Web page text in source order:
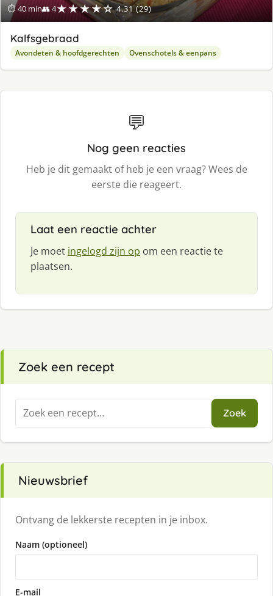
⏱ 40 min👥 4★★★★☆ 4.31 (29)
Kalfsgebraad
Avondeten & hoofdgerechten Ovenschotels & eenpans
💬
Nog geen reacties
Heb je dit gemaakt of heb je een vraag? Wees de
eerste die reageert.
Laat een reactie achter
Je moet ingelogd zijn op om een reactie te
plaatsen.
Zoek een recept
Zoeken
naar:
Zoek
Nieuwsbrief
Ontvang de lekkerste recepten in je inbox.
Naam (optioneel)
E-mail